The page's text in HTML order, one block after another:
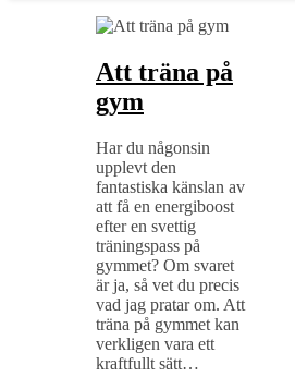
Att träna på
gym
Har du någonsin
upplevt den
fantastiska känslan av
att få en energiboost
efter en svettig
träningspass på
gymmet? Om svaret
är ja, så vet du precis
vad jag pratar om. Att
träna på gymmet kan
verkligen vara ett
kraftfullt sätt…